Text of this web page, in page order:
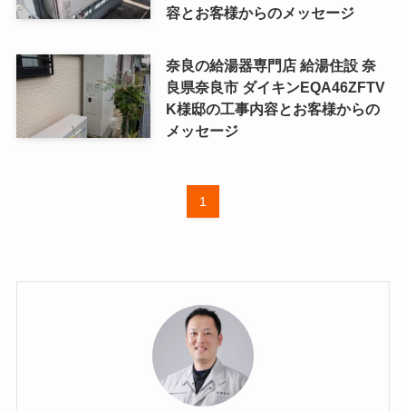
容とお客様からのメッセージ
奈良の給湯器専門店 給湯住設 奈
良県奈良市 ダイキンEQA46ZFTV
K様邸の工事内容とお客様からの
メッセージ
1